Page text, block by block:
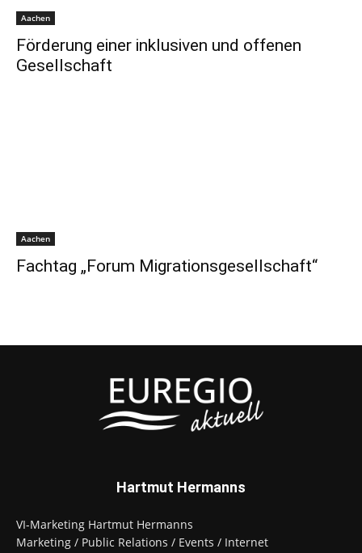
Aachen
Förderung einer inklusiven und offenen
Gesellschaft
Aachen
Fachtag „Forum Migrationsgesellschaft“
Hartmut Hermanns
VI-Marketing Hartmut Hermanns
Marketing / Public Relations / Events / Internet